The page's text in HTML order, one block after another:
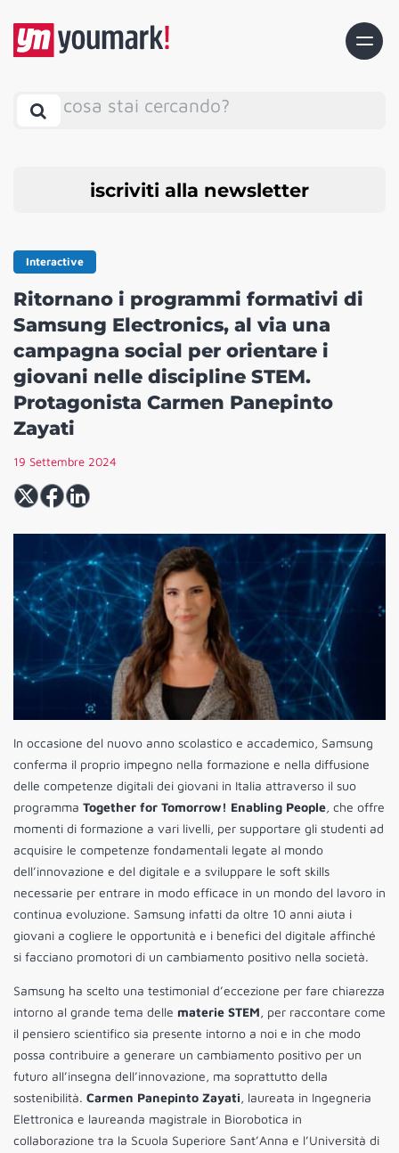
cosa stai cercando?
iscriviti alla newsletter
Interactive
Ritornano i programmi formativi di
Samsung Electronics, al via una
campagna social per orientare i
giovani nelle discipline STEM.
Protagonista Carmen Panepinto
Zayati
19 Settembre 2024
In occasione del nuovo anno scolastico e accademico, Samsung
conferma il proprio impegno nella formazione e nella diffusione
delle competenze digitali dei giovani in Italia attraverso il suo
programma Together for Tomorrow! Enabling People, che offre
momenti di formazione a vari livelli, per supportare gli studenti ad
acquisire le competenze fondamentali legate al mondo
dell’innovazione e del digitale e a sviluppare le soft skills
necessarie per entrare in modo efficace in un mondo del lavoro in
continua evoluzione. Samsung infatti da oltre 10 anni aiuta i
giovani a cogliere le opportunità e i benefici del digitale affinché
si facciano promotori di un cambiamento positivo nella società.
Samsung ha scelto una testimonial d’eccezione per fare chiarezza
intorno al grande tema delle materie STEM, per raccontare come
il pensiero scientifico sia presente intorno a noi e in che modo
possa contribuire a generare un cambiamento positivo per un
futuro all’insegna dell’innovazione, ma soprattutto della
sostenibilità. Carmen Panepinto Zayati, laureata in Ingegneria
Elettronica e laureanda magistrale in Biorobotica in
collaborazione tra la Scuola Superiore Sant’Anna e l’Università di